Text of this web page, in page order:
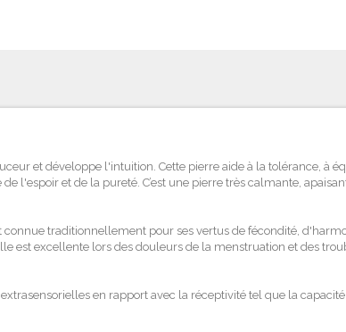
et développe l'intuition. Cette pierre aide à la tolérance, à
l'espoir et de la pureté. C’est une pierre très calmante,
traditionnellement pour ses vertus de fécondité,
est excellente lors des douleurs de la menstruation et des
en rapport avec la réceptivité tel que la